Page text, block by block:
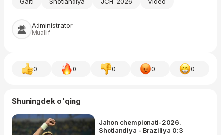
Gaiti Shotlandiya JCH-2026 Video
Administrator
Muallif
0 0 0 0 0
Shuningdek o'qing
Jahon chempionati-2026.
Shotlandiya - Braziliya 0:3